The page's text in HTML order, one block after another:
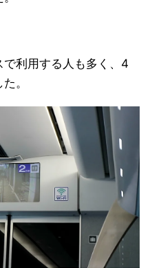
利用する人も多く、4
。